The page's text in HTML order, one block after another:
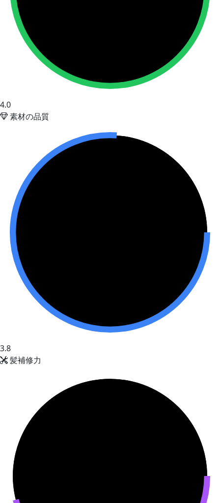
4.0
素材の品質
3.8
髪補修力